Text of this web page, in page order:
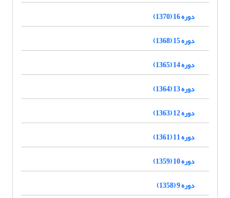
دوره 16 (1370)
دوره 15 (1368)
دوره 14 (1365)
دوره 13 (1364)
دوره 12 (1363)
دوره 11 (1361)
دوره 10 (1359)
دوره 9 (1358)